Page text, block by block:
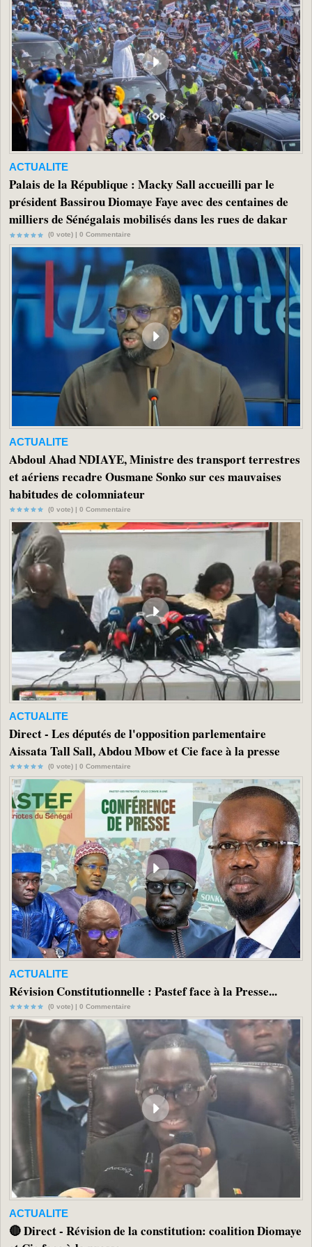
ACTUALITE
Palais de la République : Macky Sall accueilli par le
président Bassirou Diomaye Faye avec des centaines de
milliers de Sénégalais mobilisés dans les rues de dakar
(0 vote) | 0 Commentaire
ACTUALITE
Abdoul Ahad NDIAYE, Ministre des transport terrestres
et aériens recadre Ousmane Sonko sur ces mauvaises
habitudes de colomniateur
(0 vote) | 0 Commentaire
ACTUALITE
Direct - Les députés de l'opposition parlementaire
Aissata Tall Sall, Abdou Mbow et Cie face à la presse
(0 vote) | 0 Commentaire
ACTUALITE
Révision Constitutionnelle : Pastef face à la Presse...
(0 vote) | 0 Commentaire
ACTUALITE
🔴 Direct - Révision de la constitution: coalition Diomaye